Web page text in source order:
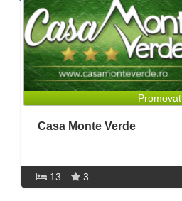
Promovat
Casa Monte Verde
13 3